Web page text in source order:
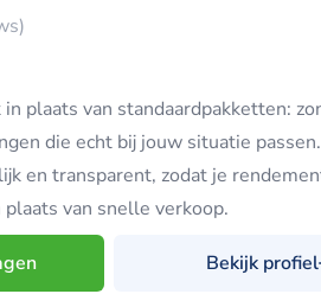
plaats van standaardpakketten:
die echt bij jouw situatie
en transparent, zodat je
van snelle verkoop.
Bekijk profiel